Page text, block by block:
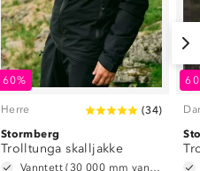
60%
Herre (34)
Stormberg
Trolltunga skalljakke